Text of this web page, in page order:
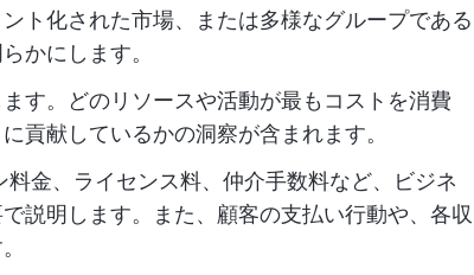
ト化された市場、または多様なグループである
かにします。
す。どのリソースや活動が最もコストを消費
貢献しているかの洞察が含まれます。
金、ライセンス料、仲介手数料など、ビジネ
説明します。また、顧客の支払い行動や、各収